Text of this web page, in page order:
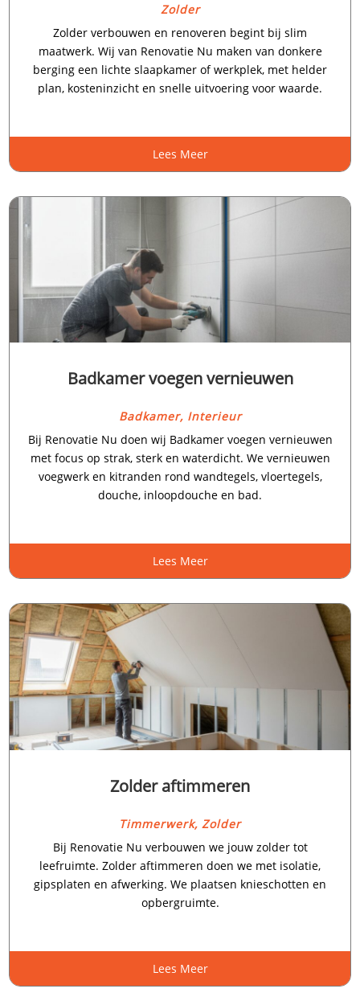
Zolder
Zolder verbouwen en renoveren begint bij slim
maatwerk.​ Wij van Renovatie Nu maken van donkere
berging een lichte slaapkamer of werkplek, met helder
plan, kosteninzicht en snelle uitvoering voor waarde.​
Lees Meer
Badkamer voegen vernieuwen
Badkamer, Interieur
Bij Renovatie Nu doen wij Badkamer voegen vernieuwen
met focus op strak, sterk en waterdicht.​ We vernieuwen
voegwerk en kitranden rond wandtegels, vloertegels,
douche, inloopdouche en bad.​
Lees Meer
Zolder aftimmeren
Timmerwerk, Zolder
Bij Renovatie Nu verbouwen we jouw zolder tot
leefruimte.​ Zolder aftimmeren doen we met isolatie,
gipsplaten en afwerking.​ We plaatsen knieschotten en
opbergruimte.​
Lees Meer